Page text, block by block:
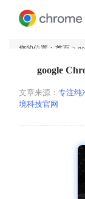
您的位置： 首页 >
google
文章来源： 专注纯
境科技官网